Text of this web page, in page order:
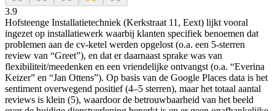
3.9
Hofsteenge Installatietechniek (Kerkstraat 11, Eext) lijkt vooral
ingezet op installatiewerk waarbij klanten specifiek benoemen dat
problemen aan de cv-ketel werden opgelost (o.a. een 5-sterren
review van “Greet”), en dat er daarnaast sprake was van
flexibiliteit/meedenken en een vriendelijke ontvangst (o.a. “Everina
Keizer” en “Jan Ottens”). Op basis van de Google Places data is het
sentiment overwegend positief (4–5 sterren), maar het totaal aantal
reviews is klein (5), waardoor de betrouwbaarheid van het beeld